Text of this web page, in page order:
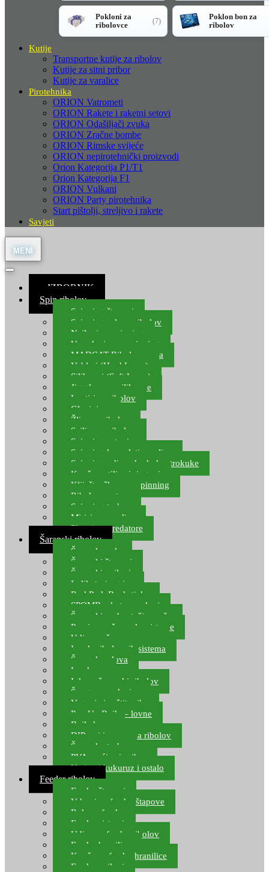
Pokloni za
ribolovce
(7)
Poklon bon za
ribolov
Kutije
Transportne kutije za ribolov
Kutije za sitni pribor
Kutije za varalice
Pirotehnika
ORION Vatrometi
ORION Rakete i raketni setovi
ORION Odašiljači zvuka
ORION Zračne bombe
ORION Rimske svijeće
ORION nepirotehnički proizvodi
Orion Kategorija P1/T1
Orion Kategorija F1
ORION Vulkani
ORION Party pirotehnika
Start pištolji, streljivo i rakete
Savjeti
≡ IZBORNIK
Spin ribolov
Spinning štapovi
Spinning role za ribolov
Najloni za spinning
Upredenice za spinning
MADCAT Ribolov soma
Vobleri (Hard Lures)
Silikonci (Soft Lures)
Jig glave za silikonce
Leptiri za ribolov
Glavinjare
Žlice za ribolov
Sajlice za ribolov
Spinning setovi
Spinning kompleti varalica
Spinning udice, dvokuke, trokuke
Kopče, vrtilice i ringovi
Kliješta, škare za spinning
Ribolov pastrve
Spinning torbe
Mirisi za varalice
Plovci za predatore
Šaranski ribolov
Šaranske role
Šaranski štapovi
Šaranski najloni
Indikatori ugriza
Rod Pod, Banksticks
SPOMB rakete, markeri
Šaranski podmetači, mreže
Pernice za šaranske sisteme
Udice za šarana, amura
Izrada ribolovnih sistema
Šaranska olova
Leadcore
Igle za šaranski ribolov
Špage, upredenice
Vaganje i zaštita ribe
Pop Up Boile – lovne
Boile lovne
DIP-ovi i arome za ribolov
Šaranske torbe
PVA vrećice i pribor
Umjetni kukuruz i ostalo
Feeder ribolov
Feeder štapovi
Vrhovi za feeder štapove
Role za feeder
Feeder sistemi
Udice za feeder ribolov
Feeder hranilice
Kopče za feeder hranilice
Feeder najloni